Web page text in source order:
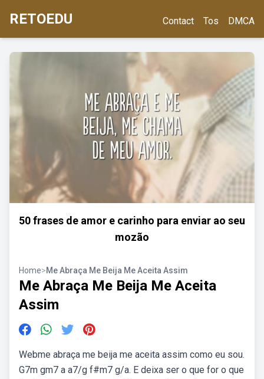
RETOEDU Contact Tos DMCA
50 frases de amor e carinho para enviar ao seu
mozão
Home>Me Abraça Me Beija Me Aceita Assim
Me Abraça Me Beija Me Aceita
Assim
Webme abraça me beija me aceita assim como eu sou.
G7m gm7 a a7/g f#m7 g/a. E deixa ser o que for o que